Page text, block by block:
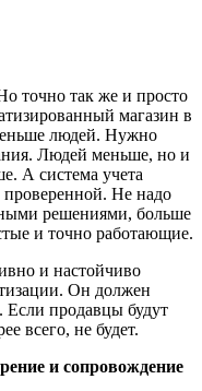
точно так же и просто
магазин в
людей. Нужно
Людей меньше, но и
А система учета
Не надо
решениями, больше
и точно работающие.
и настойчиво
Он должен
Если продавцы будут
всего, не будет.
и сопровождение